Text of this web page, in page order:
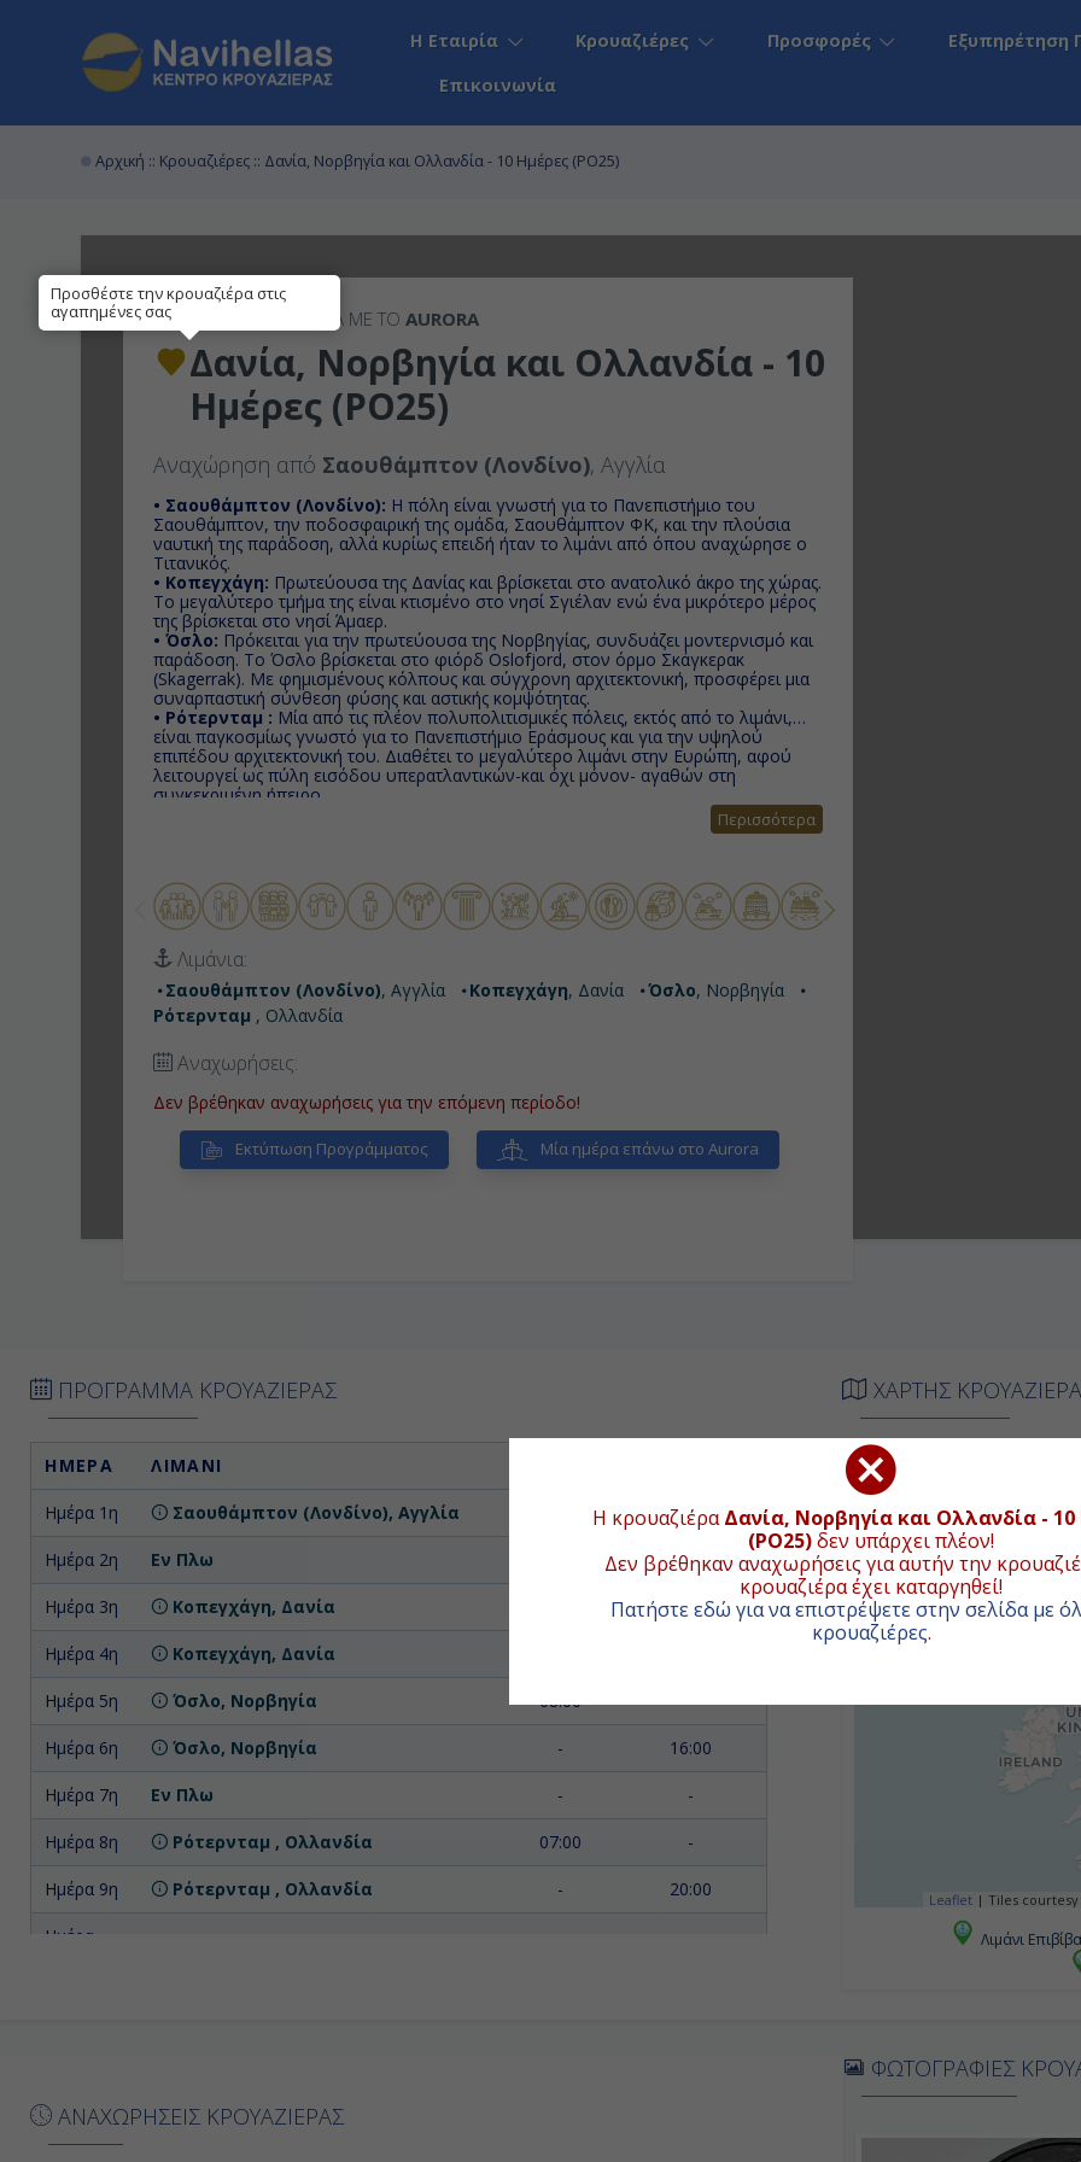
Η κρουαζιέραΔανία, Νορβηγία και Ολλανδία - 10
(PO25)δεν υπάρχει πλέον!
Δεν βρέθηκαν αναχωρήσεις για αυτήν την
κρουαζιέρα έχει καταργηθεί!
Πατήστε εδώ για να επιστρέψετε στην σελίδα με
κρουαζιέρες.
Η Εταιρία Κρουαζιέρες Προσφορές
Εξυπηρέτηση
Επικοινωνία
Αρχική :: Κρουαζιέρες :: Δανία, Νορβηγία και Ολλανδία - 10 Ημέρες (PO25)
10ΉΜΕΡΗ ΚΡΟΥΑΖΙΕΡΑ ΜΕ ΤΟAURORA
Δανία, Νορβηγία και Ολλανδία - 10
Ημέρες (PO25)
Αναχώρηση από Σαουθάμπτον (Λονδίνο), Αγγλία
• Σαουθάμπτον (Λονδίνο): H πόλη είναι γνωστή για το Πανεπιστήμιο του
Σαουθάμπτον, την ποδοσφαιρική της ομάδα, Σαουθάμπτον ΦΚ, και την πλούσια
ναυτική της παράδοση, αλλά κυρίως επειδή ήταν το λιμάνι από όπου αναχώρησε ο
Τιτανικός.
• Κοπεγχάγη: Πρωτεύουσα της Δανίας και βρίσκεται στο ανατολικό άκρο της χώρας.
Το μεγαλύτερο τμήμα της είναι κτισμένο στο νησί Σγιέλαν ενώ ένα μικρότερο μέρος
της βρίσκεται στο νησί Άμαερ.
• Όσλο: Πρόκειται για την πρωτεύουσα της Νορβηγίας, συνδυάζει μοντερνισμό και
παράδοση. Το Όσλο βρίσκεται στο φιόρδ Oslofjord, στον όρμο Σκάγκερακ
(Skagerrak). Με φημισμένους κόλπους και σύγχρονη αρχιτεκτονική, προσφέρει μια
συναρπαστική σύνθεση φύσης και αστικής κομψότητας.
• Ρότερνταμ : Μία από τις πλέον πολυπολιτισμικές πόλεις, εκτός από το λιμάνι,
είναι παγκοσμίως γνωστό για το Πανεπιστήμιο Εράσμους και για την υψηλού
επιπέδου αρχιτεκτονική του. Διαθέτει το μεγαλύτερο λιμάνι στην Ευρώπη, αφού
λειτουργεί ως πύλη εισόδου υπερατλαντικών-και όχι μόνον- αγαθών στη
συγκεκριμένη ήπειρο.
Περισσότερα
Λιμάνια:
Σαουθάμπτον (Λονδίνο), Αγγλία Κοπεγχάγη, Δανία Όσλο, Νορβηγία
Ρότερνταμ , Ολλανδία
Αναχωρήσεις:
Δεν βρέθηκαν αναχωρήσεις για την επόμενη περίοδο!
Εκτύπωση Προγράμματος Μία ημέρα επάνω στο Aurora
ΠΡΟΓΡΑΜΜΑ ΚΡΟΥΑΖΙΕΡΑΣ
ΗΜΕΡΑ ΛΙΜΑΝΙ
Ημέρα 1η Σαουθάμπτον (Λονδίνο), Αγγλία Επιβίβαση -
Ημέρα 2η Εν Πλω -
Ημέρα 3η Κοπεγχάγη, Δανία
Ημέρα 4η Κοπεγχάγη, Δανία
Ημέρα 5η Όσλο, Νορβηγία 08:00 -
Ημέρα 6η Όσλο, Νορβηγία - 16:00
Ημέρα 7η Εν Πλω - -
Ημέρα 8η Ρότερνταμ , Ολλανδία 07:00 -
Ημέρα 9η Ρότερνταμ , Ολλανδία - 20:00
Ημέρα
ΧΑΡΤΗΣ
Συνολική
+
−
Leaflet | Tiles
Λιμάνι
ΑΝΑΧΩΡΗΣΕΙΣ ΚΡΟΥΑΖΙΕΡΑΣ
ΦΩΤΟΓΡΑΦΙΕΣ
Προσθέστε την κρουαζιέρα στις
αγαπημένες σας